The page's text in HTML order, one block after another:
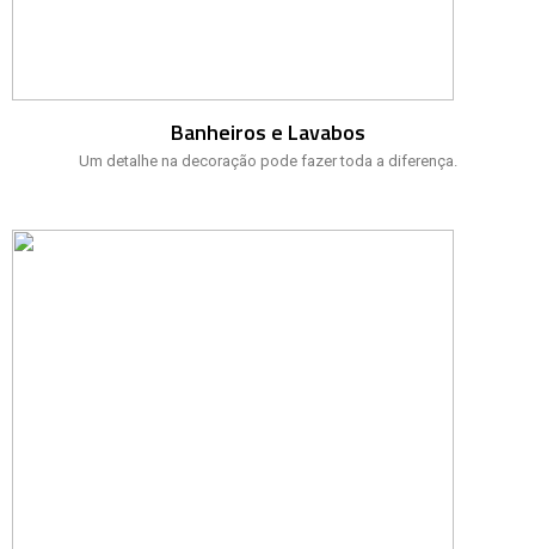
Banheiros e Lavabos
Um detalhe na decoração pode fazer toda a diferença.